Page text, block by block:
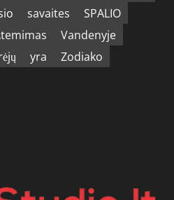
savaites
SPALIO
Vandenyje
yra
Zodiako